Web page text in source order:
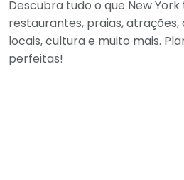
Descubra tudo o que New
restaurantes, praias, atrações,
locais, cultura e muito mais.
perfeitas!